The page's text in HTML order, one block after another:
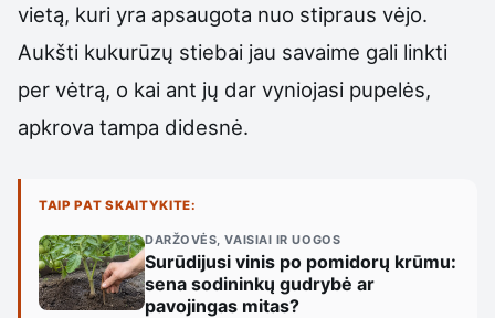
vietą, kuri yra apsaugota nuo stipraus vėjo.
Aukšti kukurūzų stiebai jau savaime gali linkti
per vėtrą, o kai ant jų dar vyniojasi pupelės,
apkrova tampa didesnė.
TAIP PAT SKAITYKITE:
DARŽOVĖS, VAISIAI IR UOGOS
Surūdijusi vinis po pomidorų krūmu:
sena sodininkų gudrybė ar
pavojingas mitas?